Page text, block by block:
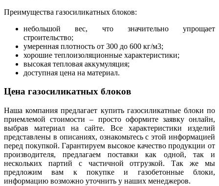
Преимущества газосиликатных блоков:
небольшой вес, что значительно упрощает
строительство;
умеренная плотность от 300 до 600 кг/м3;
хорошие теплоизоляционные характеристики;
высокая тепловая аккумуляция;
доступная цена на материал.
Цена газосиликатных блоков
Наша компания предлагает купить газосиликатные блоки по
приемлемой стоимости – просто оформите заявку онлайн,
выбрав материал на сайте. Все характеристики изделий
представлены в описаниях, ознакомьтесь с этой информацией
перед покупкой. Гарантируем высокое качество продукции от
производителя, предлагаем поставки как одной, так и
нескольких партий с частичной отгрузкой. Так же мы
предложим вам к покупке и газобетонные блоки,
информацию возможно уточнить у наших менеджеров.